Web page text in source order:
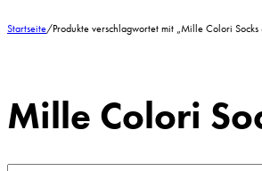
Startseite/Produkte verschlagwortet mit „Mille Colori Socks
Mille Colori